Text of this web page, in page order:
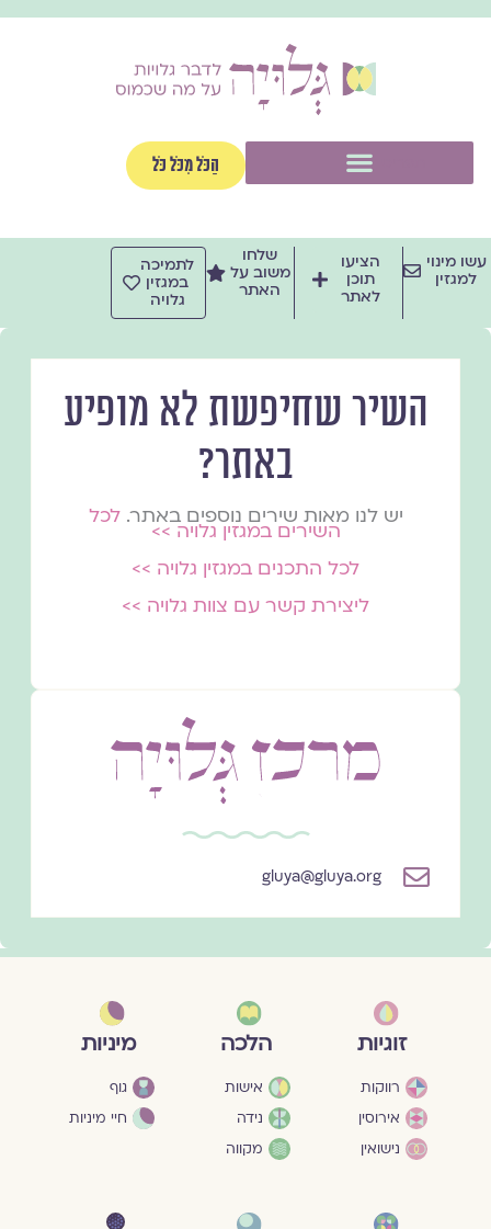
לתוכן
הַכֹּל מִכֹּל כֹּל
עשו מינוי
למגזין
הציעו
תוכן
לאתר
שלחו
משוב על
האתר
לתמיכה
במגזין
גלויה
השיר שחיפשת לא מופיע
באתר?
יש לנו מאות שירים נוספים באתר.לכל
השירים במגזין גלויה >>
לכל התכנים במגזין גלויה >>
ליצירת קשר עם צוות גלויה >>
gluya@gluya.org
זוגיות
רווקות
אירוסין
נישואין
הלכה
אישות
נידה
מקווה
מיניות
גוף
חיי מיניות